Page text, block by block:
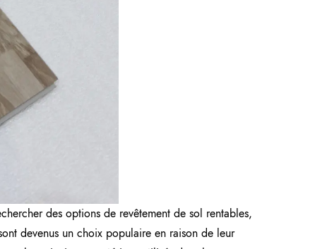
des options de revêtement de sol rentables,
devenus un choix populaire en raison de leur